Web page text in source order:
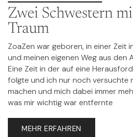
Zwei Schwestern
Traum
ZoaZen war geboren, in einer Zeit
und meinen eigenen Weg aus den
Eine Zeit in der auf eine
folgte und ich nur noch versuchte
machen und mich dabei immer
was mir wichtig war entfernte
MEHR ERFAHREN